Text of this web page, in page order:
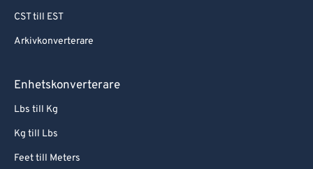
CST till EST
Arkivkonverterare
Enhetskonverterare
Lbs till Kg
Kg till Lbs
Feet till Meters